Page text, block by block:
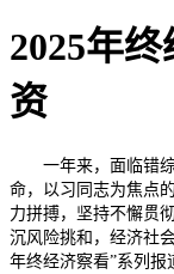
2025年
资
一年来，面临错综
命，以习同志为焦点
力拼搏，坚持不懈贯
沉风险挑和，经济社
年终经济察看”系列